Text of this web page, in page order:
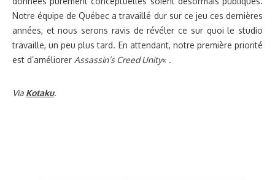
Notre équipe de Québec a travaillé dur sur ce jeu ces dernières
années, et nous serons ravis de révéler ce sur quoi le studio
travaille, un peu plus tard. En attendant, notre première priorité
est d’améliorer Assassin’s Creed Unity« .
Via Kotaku.